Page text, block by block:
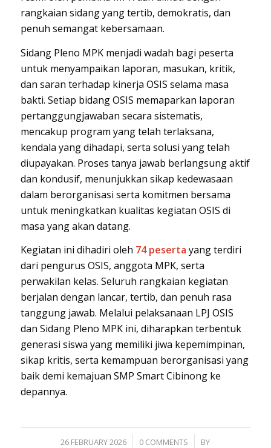
rangkaian sidang yang tertib, demokratis, dan
penuh semangat kebersamaan.
Sidang Pleno MPK menjadi wadah bagi peserta
untuk menyampaikan laporan, masukan, kritik,
dan saran terhadap kinerja OSIS selama masa
bakti. Setiap bidang OSIS memaparkan laporan
pertanggungjawaban secara sistematis,
mencakup program yang telah terlaksana,
kendala yang dihadapi, serta solusi yang telah
diupayakan. Proses tanya jawab berlangsung aktif
dan kondusif, menunjukkan sikap kedewasaan
dalam berorganisasi serta komitmen bersama
untuk meningkatkan kualitas kegiatan OSIS di
masa yang akan datang.
Kegiatan ini dihadiri oleh 74 peserta yang terdiri
dari pengurus OSIS, anggota MPK, serta
perwakilan kelas. Seluruh rangkaian kegiatan
berjalan dengan lancar, tertib, dan penuh rasa
tanggung jawab. Melalui pelaksanaan LPJ OSIS
dan Sidang Pleno MPK ini, diharapkan terbentuk
generasi siswa yang memiliki jiwa kepemimpinan,
sikap kritis, serta kemampuan berorganisasi yang
baik demi kemajuan SMP Smart Cibinong ke
depannya.
26 FEBRUARY 2026
/ 0 COMMENTS
/
BY